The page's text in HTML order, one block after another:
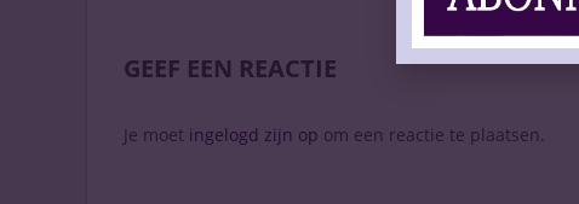
GEEF EEN REACTIE
Je moet ingelogd zijn op om een reactie te plaatsen.